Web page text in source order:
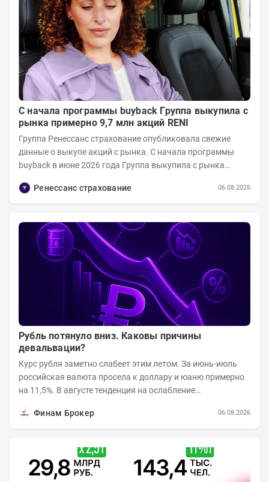
С начала программы buyback Группа выкупила с
рынка примерно 9,7 млн акций RENI
Группа Ренессанс страхование опубликовала свежие
данные о выкупе акций с рынка. C начала программы
buyback в июне 2026 года Группа выкупила с рынка
Ренессанс страхование
06.08.2026
Рубль потянуло вниз. Каковы причины
девальвации?
Курс рубля заметно слабеет этим летом. За июнь-июль
российская валюта просела к доллару и юаню примерно
на 11,5%. В августе тенденция на ослабление
Финам Брокер
06.08.2026